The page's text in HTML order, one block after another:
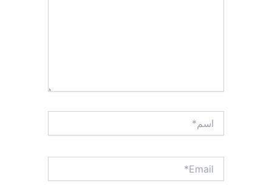
اسم*
Email*